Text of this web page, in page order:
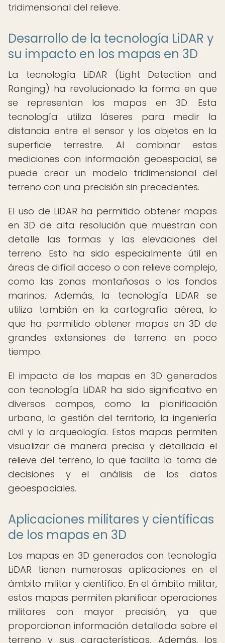
tridimensional del relieve.
Desarrollo de la tecnología LiDAR y
su impacto en los mapas en 3D
La tecnología LiDAR (Light Detection and
Ranging) ha revolucionado la forma en que
se representan los mapas en 3D. Esta
tecnología utiliza láseres para medir la
distancia entre el sensor y los objetos en la
superficie terrestre. Al combinar estas
mediciones con información geoespacial, se
puede crear un modelo tridimensional del
terreno con una precisión sin precedentes.
El uso de LiDAR ha permitido obtener mapas
en 3D de alta resolución que muestran con
detalle las formas y las elevaciones del
terreno. Esto ha sido especialmente útil en
áreas de difícil acceso o con relieve complejo,
como las zonas montañosas o los fondos
marinos. Además, la tecnología LiDAR se
utiliza también en la cartografía aérea, lo
que ha permitido obtener mapas en 3D de
grandes extensiones de terreno en poco
tiempo.
El impacto de los mapas en 3D generados
con tecnología LiDAR ha sido significativo en
diversos campos, como la planificación
urbana, la gestión del territorio, la ingeniería
civil y la arqueología. Estos mapas permiten
visualizar de manera precisa y detallada el
relieve del terreno, lo que facilita la toma de
decisiones y el análisis de los datos
geoespaciales.
Aplicaciones militares y científicas
de los mapas en 3D
Los mapas en 3D generados con tecnología
LiDAR tienen numerosas aplicaciones en el
ámbito militar y científico. En el ámbito militar,
estos mapas permiten planificar operaciones
militares con mayor precisión, ya que
proporcionan información detallada sobre el
terreno y sus características. Además, los